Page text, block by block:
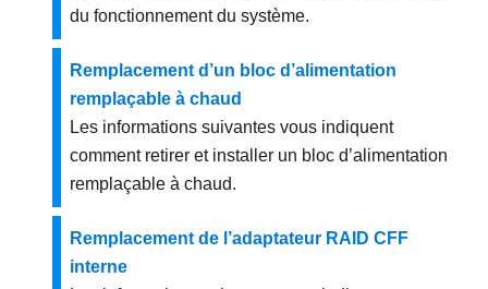
du fonctionnement du système.
Remplacement d’un bloc d’alimentation
remplaçable à chaud
Les informations suivantes vous indiquent
comment retirer et installer un bloc d’alimentation
remplaçable à chaud.
Remplacement de l’adaptateur RAID CFF
interne